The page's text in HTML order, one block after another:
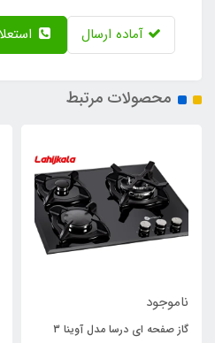
آماده ارسال
محصولات مرتبط
ناموجود
گاز صفحه ای درسا مدل آوینا 3